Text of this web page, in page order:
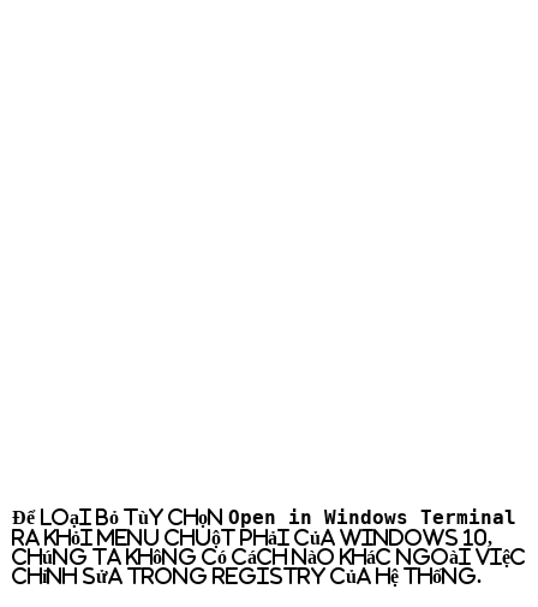
Để loại bỏ tùy chọn Open in Windows Terminal
ra khỏi menu chuột phải của Windows 10,
chúng ta không có cách nào khác ngoài việc
chỉnh sửa trong Registry của hệ thống.